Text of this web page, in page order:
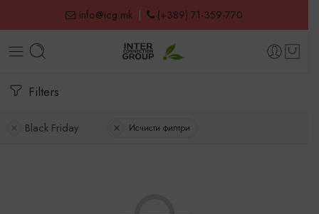
info@icg.mk | (+389) 71-359-770
Filters
Black Friday Исчисти филтри